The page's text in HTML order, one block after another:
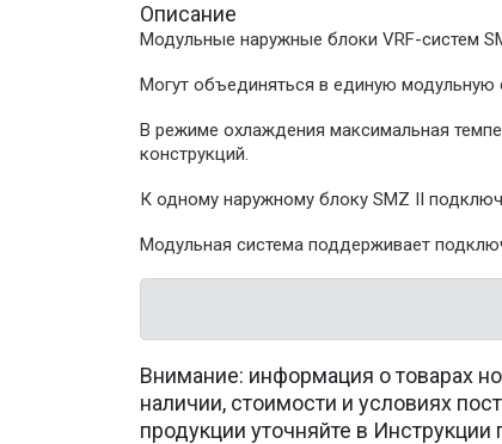
Описание
Модульные наружные блоки VRF-систем
Могут объединяться в единую модульную
В режиме охлаждения максимальная
конструкций.
К одному наружному блоку SMZ II
Модульная система поддерживает
Внимание: информация о товарах
наличии, стоимости и условиях
продукции уточняйте в Инструкции